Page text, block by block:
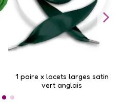
1 paire x lacets larges satin
vert anglais